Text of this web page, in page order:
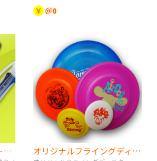
￥ ＠0
《UNI》ジェットストリーム多色タイプ（JETSTREAM） オリジナルフライングディスク